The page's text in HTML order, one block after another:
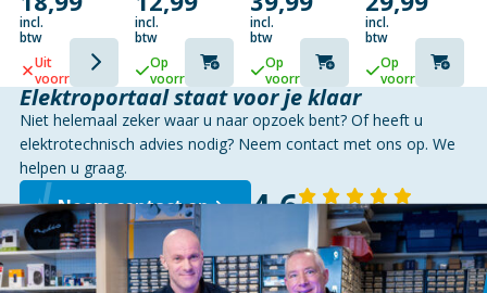
4X
USB
FEMALE
| 4-
POORTS
POORT(EN)
|
USB
3.2
GEN
1 |
USB
GEVOED
| 5
GBPS
incl.
btw
Uit
voorraad
MET
AUDIO
incl.
btw
Op
voorraad
|
RJ45
MALE
–
RJ45
MALE
|
ZWART
OUTDOOR
incl.
btw
Op
voorraad
incl.
btw
Op
voorraad
Elektroportaal staat voor je klaar
Niet helemaal zeker waar u naar opzoek bent? Of heeft u
elektrotechnisch advies nodig? Neem contact met ons op. We
helpen u graag.
Neem contact op 4,6 143 reviews